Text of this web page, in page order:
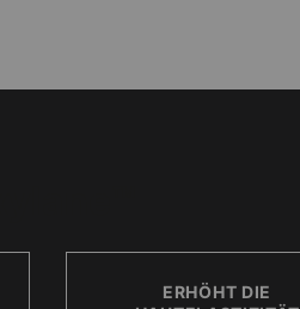
ERHÖHT DIE